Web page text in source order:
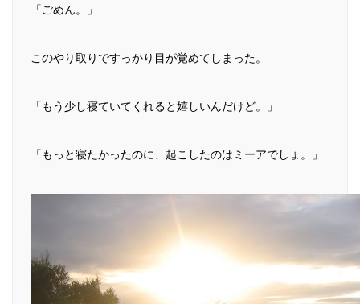
「ごめん。」
このやり取りですっかり目が覚めてしまった。
「もう少し寝ていてくれると嬉しいんだけど。」
「もっと寝たかったのに、起こしたのはミーアでしょ。」